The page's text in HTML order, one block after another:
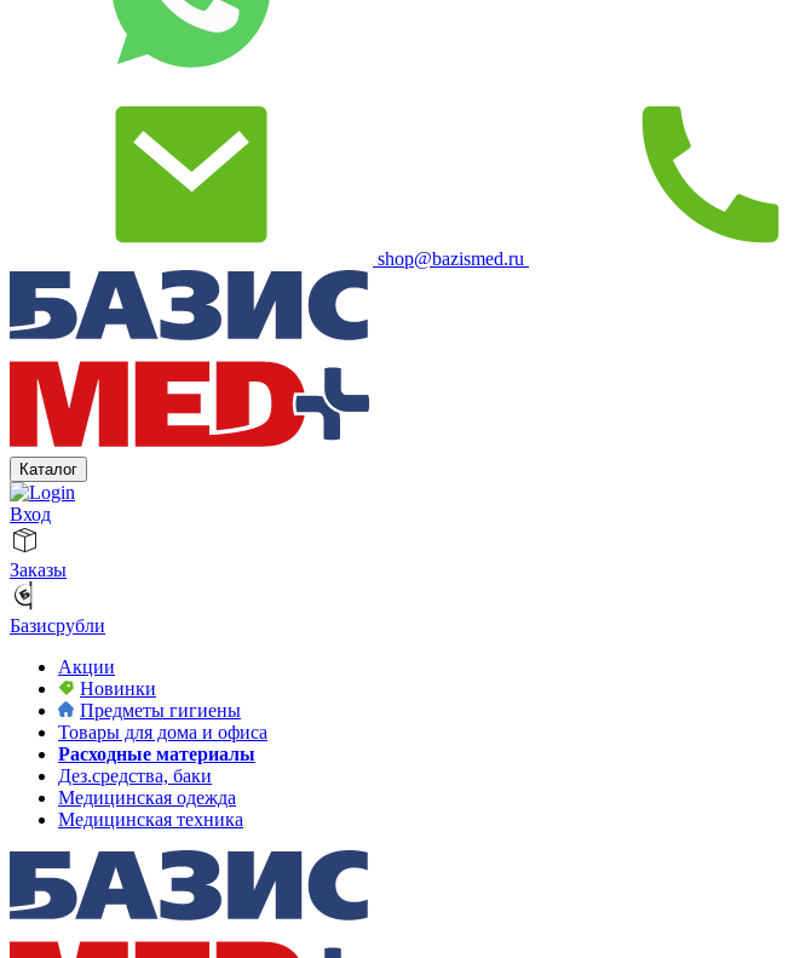
shop@bazismed.ru
Каталог
Вход
Заказы
Базисрубли
Акции
Новинки
Предметы гигиены
Товары для дома и офиса
Расходные материалы
Дез.средства, баки
Медицинская одежда
Медицинская техника